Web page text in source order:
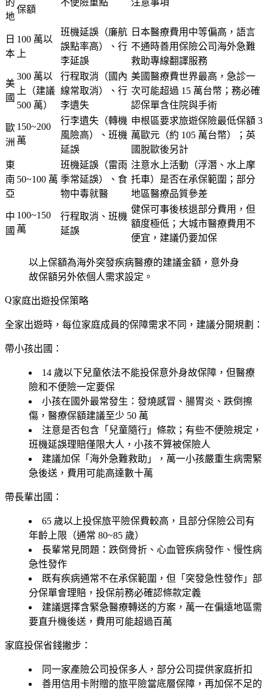
的
地
保額
不便險重點 注意事項
日
本
100 萬以
上
班機延誤（廉航
誤點率高）、行
李延誤
日本醫療費用中等偏高，語言
不通時善用保險公司海外急難
救助專線翻譯服務
美
國
300 萬以
上（建議
500 萬）
行程取消（國內
線常取消）、行
李遺失
美國醫療費世界最高，急診一
次可能超過 15 萬台幣；務必確
認保單含住院與手術
歐
洲
150~200
萬
行李遺失（轉機
風險高）、班機
延誤
申根區要求旅遊保險最低保額 3
萬歐元（約 105 萬台幣）；英
國脫歐後另計
東
南
亞
50~100 萬
班機延誤（雷雨
季常延誤）、食
物中毒就醫
注意水上活動（浮潛、水上摩
托車）是否在承保範圍；部分
地區醫療品質參差
中
國
100~150
萬
行程取消、班機
延誤
健保可事後核退部分費用，但
額度極低；大城市醫療費用不
便宜，建議仍要加保
以上保額為海外突發疾病醫療的建議金額，意外身
故保額另外依個人需求設定。
家庭出遊投保策略
全家出遊時，每位家庭成員的保障需求不同，建議分開規劃：
帶小孩出國：
14 歲以下兒童依法不能投保意外身故保障，但醫療
險和不便險一定要保
小孩在國外最常發生：發燒感冒、腸胃炎、跌倒擦
傷，醫療保額建議至少 50 萬
注意是否包含「兒童隨行」條款；有些不便險規定，
班機延誤理賠僅限大人，小孩不算被保險人
建議加保「海外急難救助」，萬一小孩嚴重生病需緊
急後送，費用可能高達數十萬
帶長輩出國：
65 歲以上投保旅平險保費較高，且部分保險公司有
年齡上限（通常 80~85 歲）
長輩常見問題：跌倒骨折、心血管疾病發作、慢性病
急性發作
既有疾病通常不在承保範圍 ，但「突發急性發作」部
分保單會理賠，投保前務必確認條款定義
建議選擇含緊急醫療轉送的方案，萬一在偏遠地區需
要直升機後送，費用可能超過百萬
家庭投保省錢撇步：
同一家產險公司投保多人，部分公司提供家庭折扣
善用信用卡附贈的旅平險當底層保障，再加保不足的